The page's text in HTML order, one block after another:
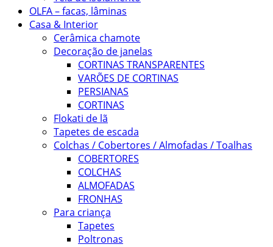
OLFA – facas, lâminas
Casa & Interior
Cerâmica chamote
Decoração de janelas
CORTINAS TRANSPARENTES
VARÕES DE CORTINAS
PERSIANAS
CORTINAS
Flokati de lã
Tapetes de escada
Colchas / Cobertores / Almofadas / Toalhas
COBERTORES
COLCHAS
ALMOFADAS
FRONHAS
Para criança
Tapetes
Poltronas